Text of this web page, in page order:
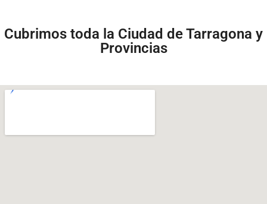
Cubrimos toda la Ciudad de Tarragona y
Provincias